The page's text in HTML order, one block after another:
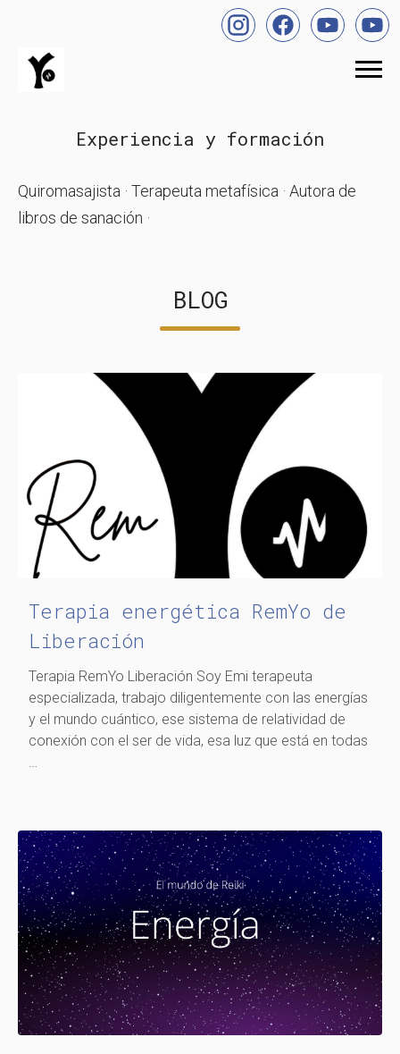
Experiencia y formación
Quiromasajista · Terapeuta metafísica · Autora de
libros de sanación ·
BLOG
Terapia energética RemYo de
Liberación
Terapia RemYo Liberación Soy Emi terapeuta
especializada, trabajo diligentemente con las energías
y el mundo cuántico, ese sistema de relatividad de
conexión con el ser de vida, esa luz que está en todas